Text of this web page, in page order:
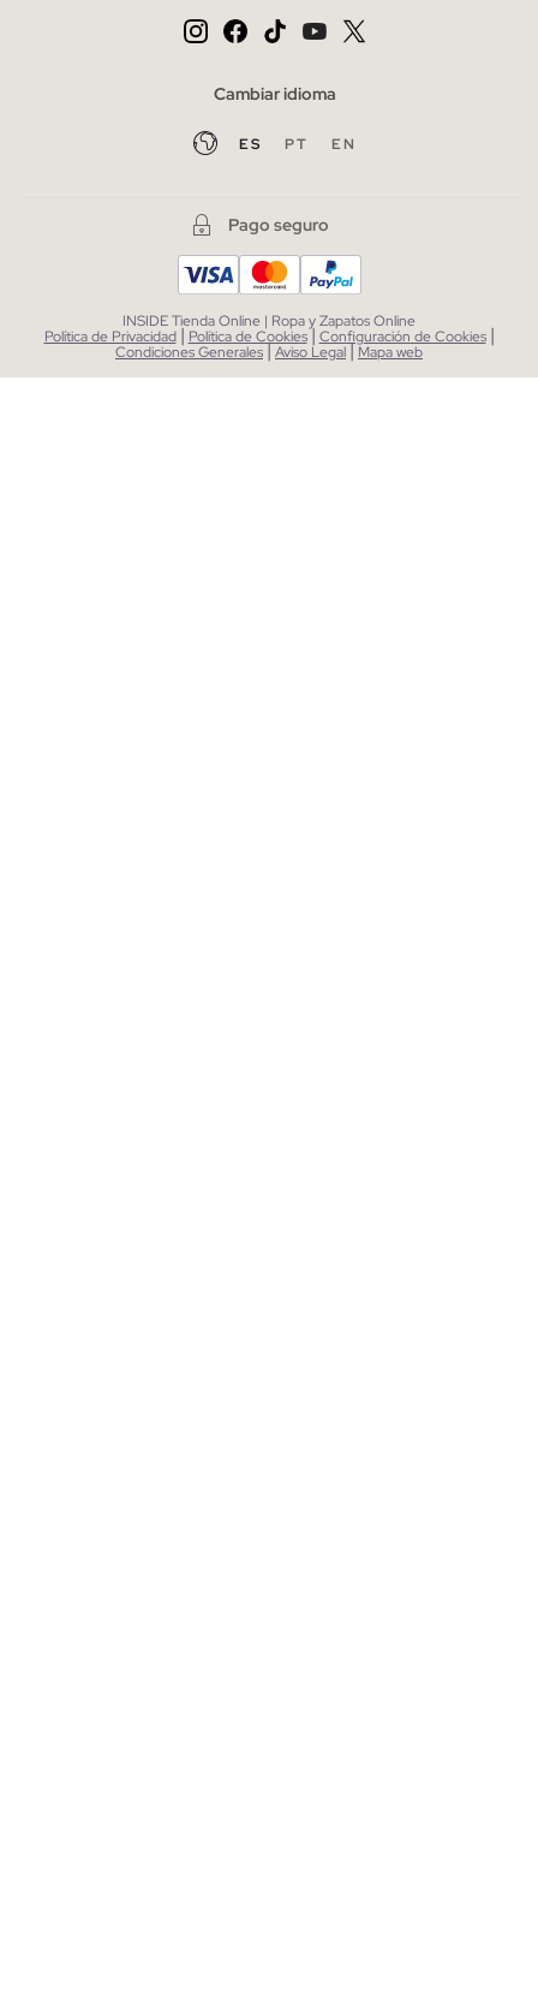
Cambiar idioma
ES PT EN
Pago seguro
INSIDE Tienda Online | Ropa y Zapatos Online
Política de Privacidad | Política de Cookies| Configuración de Cookies |
Condiciones Generales|Aviso Legal| Mapa web